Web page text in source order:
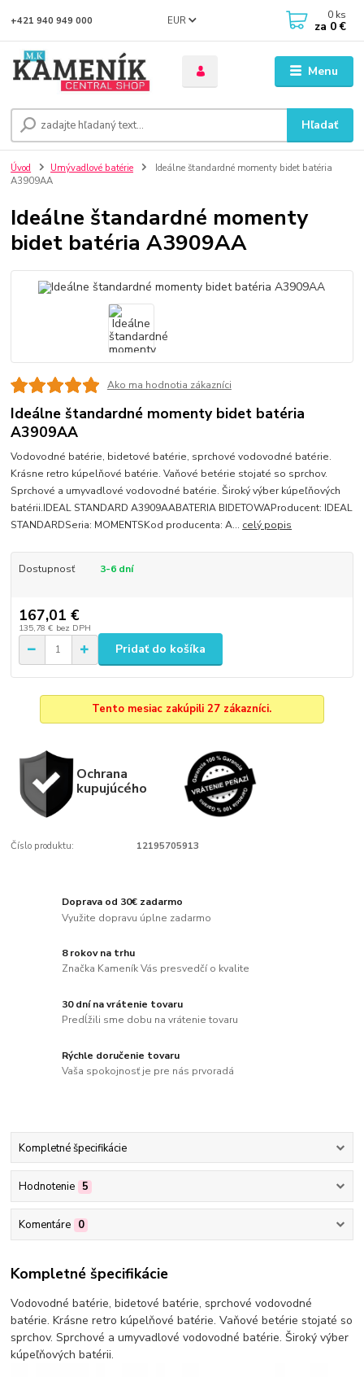
Menu
EUR
Hľadať
+421 940 949 000 0 ks
za 0 €
Úvod Umývadlové batérie
Ideálne štandardné momenty bidet batéria
A3909AA
Ideálne štandardné momenty
bidet batéria A3909AA
Ako ma hodnotia zákazníci
Ideálne štandardné momenty bidet batéria
A3909AA
Vodovodné batérie, bidetové batérie, sprchové vodovodné batérie.
Krásne retro kúpelňové batérie. Vaňové betérie stojaté so sprchov.
Sprchové a umyvadlové vodovodné batérie. Široký výber kúpeľňových
batérii.IDEAL STANDARD A3909AABATERIA BIDETOWAProducent: IDEAL
STANDARDSeria: MOMENTSKod producenta: A... celý popis
Dostupnosť 3-6 dní
167,01 €
135,78 € bez DPH
Pridať do košíka
Tento mesiac zakúpili 27 zákazníci.
Ochrana
kupujúcého
Číslo produktu: 12195705913
Doprava od 30€ zadarmo
Využite dopravu úplne zadarmo
8 rokov na trhu
Značka Kameník Vás presvedčí o kvalite
30 dní na vrátenie tovaru
Predĺžili sme dobu na vrátenie tovaru
Rýchle doručenie tovaru
Vaša spokojnosť je pre nás prvoradá
Kompletné špecifikácie
Hodnotenie 5
Komentáre 0
Kompletné špecifikácie
Vodovodné batérie, bidetové batérie, sprchové vodovodné
batérie. Krásne retro kúpelňové batérie. Vaňové betérie stojaté so
sprchov. Sprchové a umyvadlové vodovodné batérie. Široký výber
kúpeľňových batérii.